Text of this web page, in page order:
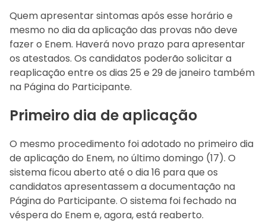
Quem apresentar sintomas após esse horário e
mesmo no dia da aplicação das provas não deve
fazer o Enem. Haverá novo prazo para apresentar
os atestados. Os candidatos poderão solicitar a
reaplicação entre os dias 25 e 29 de janeiro também
na Página do Participante.
Primeiro dia de aplicação
O mesmo procedimento foi adotado no primeiro dia
de aplicação do Enem, no último domingo (17). O
sistema ficou aberto até o dia 16 para que os
candidatos apresentassem a documentação na
Página do Participante. O sistema foi fechado na
véspera do Enem e, agora, está reaberto.